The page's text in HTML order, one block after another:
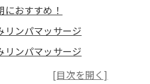
におすすめ！
リンパマッサージ
リンパマッサージ
リンパマッサージ